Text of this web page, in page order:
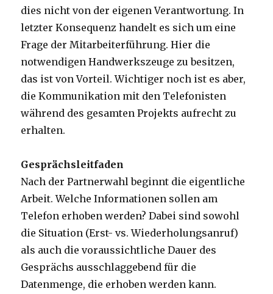
dies nicht von der eigenen Verantwortung. In
letzter Konsequenz handelt es sich um eine
Frage der Mitarbeiterführung. Hier die
notwendigen Handwerkszeuge zu besitzen,
das ist von Vorteil. Wichtiger noch ist es aber,
die Kommunikation mit den Telefonisten
während des gesamten Projekts aufrecht zu
erhalten.
Gesprächsleitfaden
Nach der Partnerwahl beginnt die eigentliche
Arbeit. Welche Informationen sollen am
Telefon erhoben werden? Dabei sind sowohl
die Situation (Erst- vs. Wiederholungsanruf)
als auch die voraussichtliche Dauer des
Gesprächs ausschlaggebend für die
Datenmenge, die erhoben werden kann.